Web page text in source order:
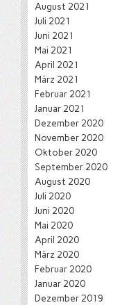
August 2021
Juli 2021
Juni 2021
Mai 2021
April 2021
März 2021
Februar 2021
Januar 2021
Dezember 2020
November 2020
Oktober 2020
September 2020
August 2020
Juli 2020
Juni 2020
Mai 2020
April 2020
März 2020
Februar 2020
Januar 2020
Dezember 2019